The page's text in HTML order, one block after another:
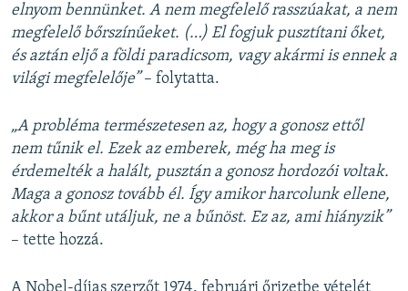
elnyom bennünket. A nem megfelelő rasszúakat, a nem
megfelelő bőrszínűeket. (…) El fogjuk pusztítani őket,
és aztán eljő a földi paradicsom, vagy akármi is ennek a
világi megfelelője”– folytatta.
„A probléma természetesen az, hogy a gonosz ettől
nem tűnik el. Ezek az emberek, még ha meg is
érdemelték a halált, pusztán a gonosz hordozói voltak.
Maga a gonosz tovább él. Így amikor harcolunk ellene,
akkor a bűnt utáljuk, ne a bűnöst. Ez az, ami hiányzik”
– tette hozzá.